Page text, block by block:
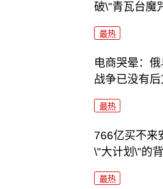
破\"青瓦台魔
最热
电商哭晕：俄
战争已没有后
最热
766亿买不来
\"大计划\"的
最热